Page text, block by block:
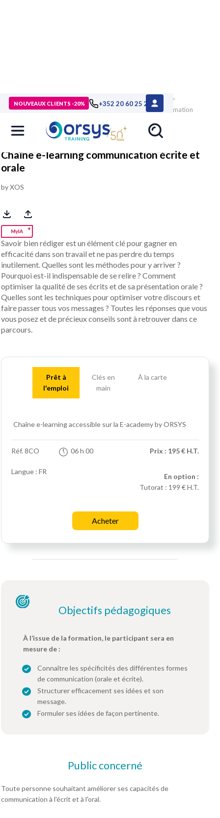
NOUVEAUX CLIENTS -20% +352 20 60 25 26
> Formations>Management - Développement personnel
>
Communication et relationnel >Ecrits professionnels
Formation
Chaîne e-learning communication écrite et orale
Chaîne e-learning communication écrite et
orale
by XOS
Savoir bien rédiger est un élément clé pour gagner en
efficacité dans son travail et ne pas perdre du temps
inutilement. Quelles sont les méthodes pour y arriver ?
Pourquoi est-il indispensable de se relire ? Comment
optimiser la qualité de ses écrits et de sa présentation orale ?
Quelles sont les techniques pour optimiser votre discours et
faire passer tous vos messages ? Toutes les réponses que vous
vous posez et de précieux conseils sont à retrouver dans ce
parcours.
Prêt à
l'emploi
Clés en
main
À la carte
Chaîne e-learning accessible sur la E-academy by ORSYS
Réf.8CO 06 h 00 Prix : 195 € H.T.
Langue : FR
En option :
Tutorat : 199 € H.T.
Acheter
Objectifs pédagogiques
À l’issue de la formation, le participant sera en
mesure de :
Connaître les spécificités des différentes formes
de communication (orale et écrite).
Structurer efficacement ses idées et son
message.
Formuler ses idées de façon pertinente.
Public concerné
Toute personne souhaitant améliorer ses capacités de
communication à l'écrit et à l'oral.